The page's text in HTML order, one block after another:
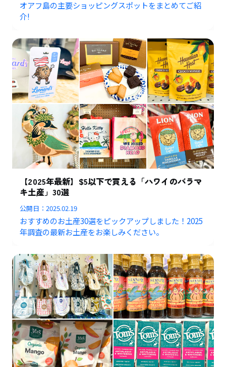
オアフ島の主要ショッピングスポットをまとめてご紹
介!
【2025年最新】$5以下で買える「ハワイのバラマ
キ土産」30選
公開日：2025.02.19
おすすめのお土産30選をピックアップしました！2025
年調査の最新お土産をお楽しみください。